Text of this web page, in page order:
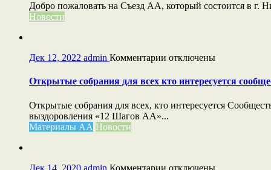
Нижнем
Добро пожаловать на Съезд АА, который состоится в г.
Новости
Дек 12, 2022 admin Комментарии к
Открытые
собрания
всех
кто
отключены
Открытые собрания для всех кто интересуется
Открытые собрания для всех, кто интересуется
выздоровления «12 Шагов АА»...
Материалы АА Новости
Дек 14, 2020 admin Комментарии котключены